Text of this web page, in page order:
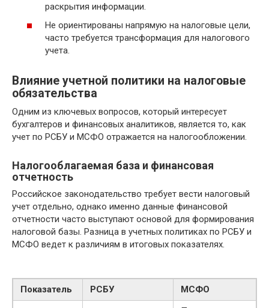
раскрытия информации.
Не ориентированы напрямую на налоговые цели,
часто требуется трансформация для налогового
учета.
Влияние учетной политики на налоговые
обязательства
Одним из ключевых вопросов, который интересует
бухгалтеров и финансовых аналитиков, является то, как
учет по РСБУ и МСФО отражается на налогообложении.
Налогооблагаемая база и финансовая
отчетность
Российское законодательство требует вести налоговый
учет отдельно, однако именно данные финансовой
отчетности часто выступают основой для формирования
налоговой базы. Разница в учетных политиках по РСБУ и
МСФО ведет к различиям в итоговых показателях.
Показатель РСБУ МСФО